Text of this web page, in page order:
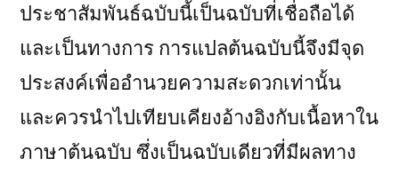
ประชาสัมพันธ์ฉบับนี้เป็นฉบับที่เชื่อถือได้
และเป็นทางการ การแปลต้นฉบับนี้จึงมีจุด
ประสงค์เพื่ออำนวยความสะดวกเท่านั้น
และควรนำไปเทียบเคียงอ้างอิงกับเนื้อหาใน
ภาษาต้นฉบับ ซึ่งเป็นฉบับเดียวที่มีผลทาง